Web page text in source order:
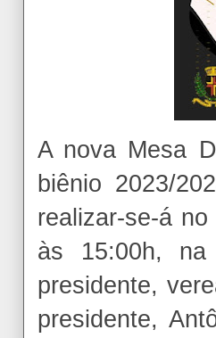
A nova Mesa
biênio 2023/
realizar-se-á
às 15:00h, na
presidente,
presidente,